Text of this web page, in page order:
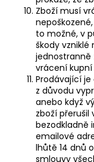
Zboží musí
to možné, v
škody
jednostranně
vrácení kupní
Prodávající
z důvodu
anebo když
zboží přerušil
bezodkladně
emailové
lhůtě 14 dnů
smlouvy